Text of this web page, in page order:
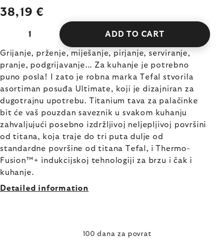
38,19 €
ADD TO CART
Grijanje, prženje, miješanje, pirjanje, serviranje,
pranje, podgrijavanje... Za kuhanje je potrebno
puno posla! I zato je robna marka Tefal stvorila
asortiman posuđa Ultimate, koji je dizajniran za
dugotrajnu upotrebu. Titanium tava za palačinke
bit će vaš pouzdan saveznik u svakom kuhanju
zahvaljujući posebno izdržljivoj neljepljivoj površini
od titana, koja traje do tri puta dulje od
standardne površine od titana Tefal, i Thermo-
Fusion™+ indukcijskoj tehnologiji za brzu i čak i
kuhanje.
Detailed information
100 dana za povrat